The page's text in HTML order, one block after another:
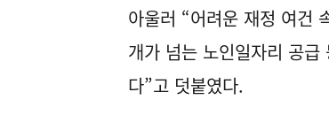
아울러 “어려운 재정 여건
개가 넘는 노인일자리 공
다”고 덧붙였다.